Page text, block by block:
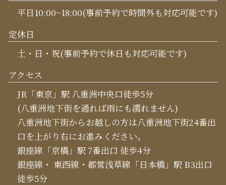
平日10:00~18:00(事前予約で時間外も対応可能です)
定休日
土・日・祝(事前予約で休日も対応可能です)
アクセス
JR「東京」駅 八重洲中央口徒歩5分
(八重洲地下街を通れば雨にも濡れません)
八重洲地下街からお越しの方は八重洲地下街24番出
口を上がり右にお進みください。
銀座線「京橋」駅 7番出口 徒歩4分
銀座線・ 東西線・都営浅草線「日本橋」駅 B3出口
徒歩5分